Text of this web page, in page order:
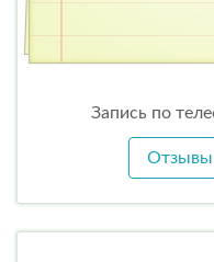
Запись по
Отзывы